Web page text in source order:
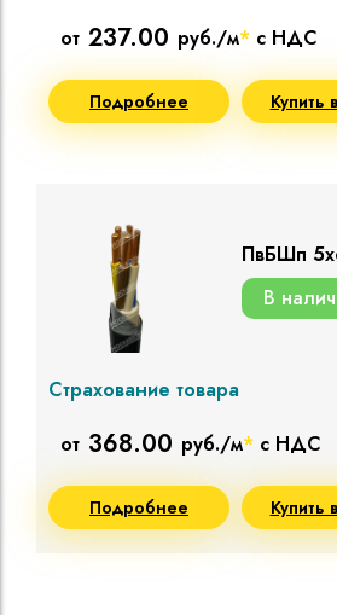
от 237.00 руб./м* с НДС
Подробнее Купить
ПвБШп
В
Страхование товара
от 368.00 руб./м* с НДС
Подробнее Купить